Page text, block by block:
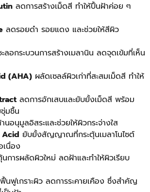
ลดการสร้างเม็ดสี ทำให้ปื้นฝ้าค่อย ๆ
ลดรอยดำ รอยแดง และช่วยให้สีผิว
ลอกระบวนการสร้างเมลานิน ลดจุดเข้มที่เห็น
(AHA) ผลัดเซลล์ผิวเก่าที่สะสมเม็ดสี ทำให้
ลดการอักเสบและยับยั้งเม็ดสี พร้อม
มชื้น
นอนุมูลอิสระและช่วยให้ผิวกระจ่างใส
Acid ยับยั้งสัญญาณที่กระตุ้นเมลาโนไซต์
เนื่อง
นการผลัดผิวใหม่ ลดฝ้าและทำให้ผิวเรียบ
ฟื้นฟูเกราะผิว ลดการระคายเคือง ซึ่งสำคัญ